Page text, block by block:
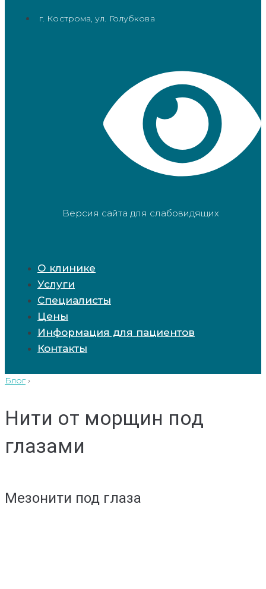
г. Кострома, ул. Голубкова
Версия сайта для слабовидящих
О клинике
Услуги
Специалисты
Цены
Информация для пациентов
Контакты
Блог ›
Нити от морщин под
глазами
Мезонити под глаза